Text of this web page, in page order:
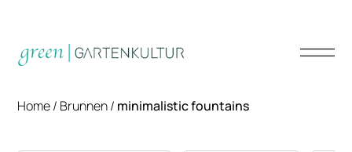
Home/ Brunnen/ minimalistic fountains